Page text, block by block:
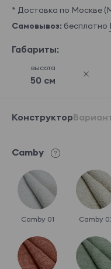
* Доставка по Москве
Самовывоз: бесплатно
Габариты:
высота
50 см
Конструктор
Camby
Camby 01 Camby